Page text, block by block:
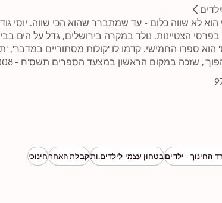
ילדים
שזכה במקום הראשון במצעד הספרים תשס'ח - 2008
החינוך - ילדיםבטחון עצמי לילדים.ותקבלת האחרחינוכי